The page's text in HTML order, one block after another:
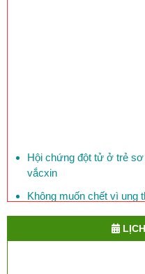
Hội chứng đột tử ở trẻ sơ
vắcxin
Không muốn chết vì ung
Mỗi ngày, 150 người
Phòng bệnh lỵ ở trẻ em